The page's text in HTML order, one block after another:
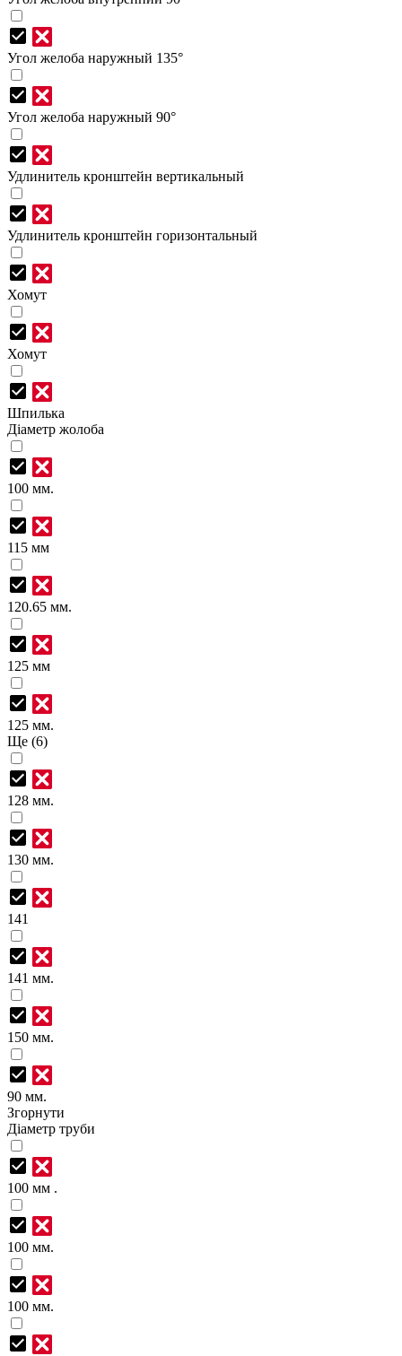
Угол желоба наружный 135°
Угол желоба наружный 90°
Удлинитель кронштейн вертикальный
Удлинитель кронштейн горизонтальный
Хомут
Хомут
Шпилька
Діаметр жолоба
100 мм.
115 мм
120.65 мм.
125 мм
125 мм.
Ще (6)
128 мм.
130 мм.
141
141 мм.
150 мм.
90 мм.
Згорнути
Діаметр труби
100 мм .
100 мм.
100 мм.